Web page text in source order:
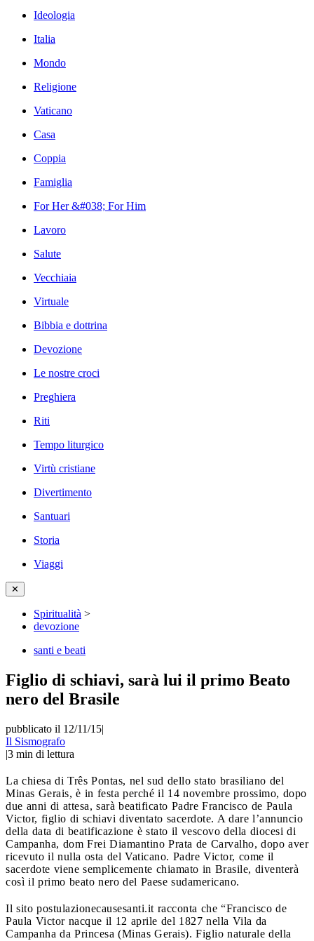
Ideologia
Italia
Mondo
Religione
Vaticano
Casa
Coppia
Famiglia
For Her &#038; For Him
Lavoro
Salute
Vecchiaia
Virtuale
Bibbia e dottrina
Devozione
Le nostre croci
Preghiera
Riti
Tempo liturgico
Virtù cristiane
Divertimento
Santuari
Storia
Viaggi
✕
Spiritualità >
devozione
santi e beati
Figlio di schiavi, sarà lui il primo Beato
nero del Brasile
pubblicato il 12/11/15|
Il Sismografo
|3 min di lettura
La chiesa di Três Pontas, nel sud dello stato brasiliano del
Minas Gerais, è in festa perché il 14 novembre prossimo, dopo
due anni di attesa, sarà beatificato Padre Francisco de Paula
Victor, figlio di schiavi diventato sacerdote. A dare l’annuncio
della data di beatificazione è stato il vescovo della diocesi di
Campanha, dom Frei Diamantino Prata de Carvalho, dopo aver
ricevuto il nulla osta del Vaticano. Padre Victor, come il
sacerdote viene semplicemente chiamato in Brasile, diventerà
così il primo beato nero del Paese sudamericano.
Il sito postulazionecausesanti.it racconta che “Francisco de
Paula Victor nacque il 12 aprile del 1827 nella Vila da
Campanha da Princesa (Minas Gerais). Figlio naturale della